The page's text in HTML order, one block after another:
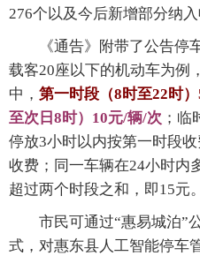
276个以及今后新增部分纳入
《通告》附带了公告停车
载客20座以下的机动车为例
中， 第一时段（8时至22时
至次日8时）10元/辆/次 ；临
停放3小时以内按第一时段
收费；同一车辆在24小时内
超过两个时段之和，即15元。
市民可通过“惠易城泊”
式，对惠东县人工智能停车